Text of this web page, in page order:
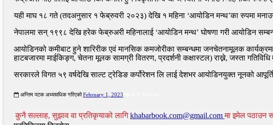
यही माघ १८ गते (तदअनुसार १ फेब्रुवरी २०२३) देखि १ महिना ‘आयोडिन मन्थ’का रुपमा
नेपालमा सन् १९९८ देखि हरेक फेब्रुअरी महिनालाई ‘आयोडिन मन्थ’ घोषणा गरी आयोडिन
आयोडिनको कमीबाट हुने शारिरीक एवं मानसिक कमजोरीका सम्बन्धमा जनचेतनामूलक
हाटबजारमा माईकिङ्ग, चेतना मूलक सामग्री वितरण, प्रदर्शनी कक्षास्टल) राख्ने, जस्ता
सरकारले विगत ५९ वर्षदेखि साल्ट ट्रेडिङ कर्पोरेशन लि लाई देशभर आयोडिनयुक्त नूनको
अन्तिम पटक अध्यावधिक गरिएको February 1, 2023
कुनै सल्लाह, सुझाव वा प्रतिकृयाको लागिkhabarbook.com@gmail.comमा इमेल पठाउन